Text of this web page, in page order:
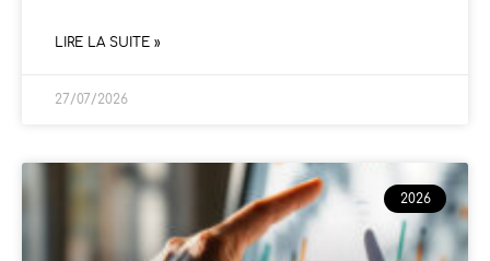
LIRE LA SUITE »
27/07/2026
2026